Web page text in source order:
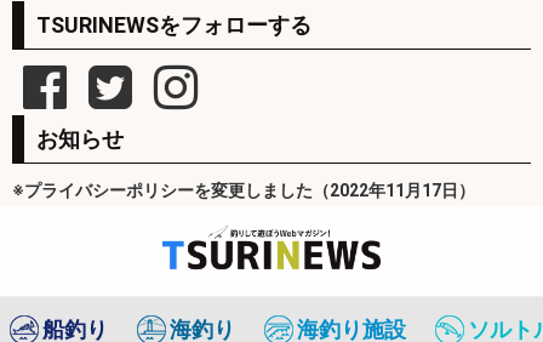
TSURINEWSをフォローする
お知らせ
※プライバシーポリシーを変更しました（2022年11月17日）
船釣り 海釣り 海釣り施設 ソルト